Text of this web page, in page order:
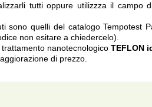
tutti oppure utilizzza il campo
sono quelli del catalogo Tempotest
non esitare a chiedercelo).
nanotecnologico TEFLON
di prezzo.